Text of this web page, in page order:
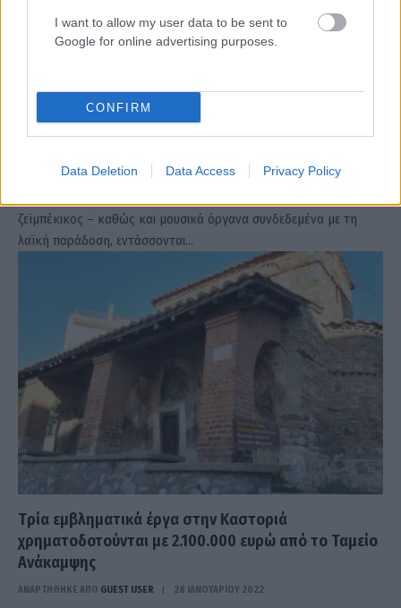
I want to allow my user data to be sent to
Google for online advertising purposes.
CONFIRM
Data Deletion Data Access Privacy Policy
Στο Εθνικό Ευρετήριο Άυλης Πολιτιστικής
Κληρονομιάς ο ζεϊμπέκικος χορός και το μπουζούκι
ΑΝΑΡΤΗΘΗΚΕ ΑΠΟ MV 20 ΜΑΡΤΊΟΥ 2022
ζεϊμπέκικος – καθώς και μουσικά όργανα συνδεδεμένα με τη
λαϊκή παράδοση, εντάσσονται…
Tρία εμβληματικά έργα στην Καστοριά
χρηματοδοτούνται με 2.100.000 ευρώ από το Ταμείο
Ανάκαμψης
ΑΝΑΡΤΗΘΗΚΕ ΑΠΟ GUEST USER 28 ΙΑΝΟΥΑΡΊΟΥ 2022